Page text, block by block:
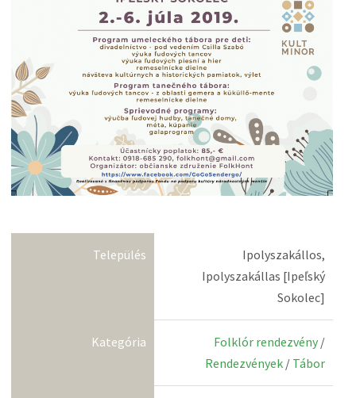
Település
Ipolyszakállos,
Ipolyszakállas [Ipeľský
Sokolec]
Kategória Folklór rendezvény /
Rendezvények / Tábor